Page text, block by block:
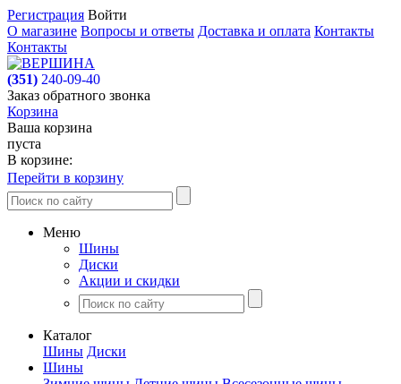
Регистрация Войти
О магазине Вопросы и ответы Доставка и оплата Контакты
Контакты
(351) 240-09-40
Заказ обратного звонка
Корзина
Ваша корзина
пуста
В корзине:
Перейти в корзину
Меню
Шины
Диски
Акции и скидки
Каталог
Шины Диски
Шины